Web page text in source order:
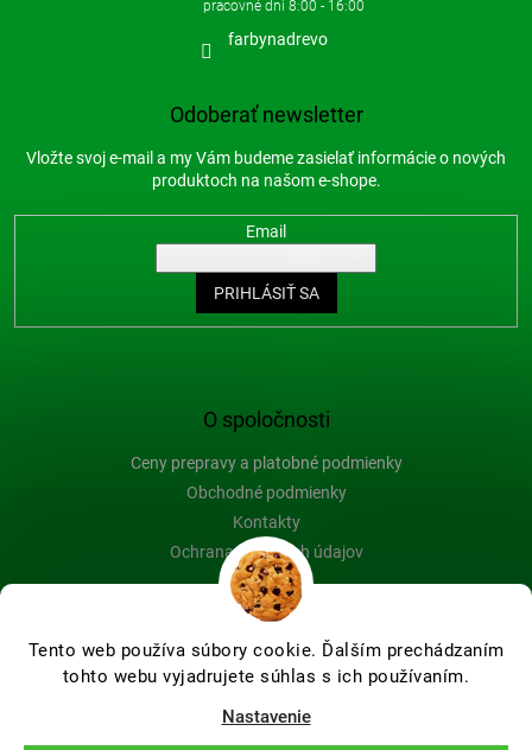
Tento web používa súbory cookie. Ďalším prechádzaním
tohto webu vyjadrujete súhlas s ich používaním.
Nastavenie
O spoločnosti
Ceny prepravy a platobné podmienky
Obchodné podmienky
Kontakty
Ochrana osobných údajov
Blog
farbynadrevo
Odoberať newsletter
Vložte svoj e-mail a my Vám budeme zasielať informácie o nových
produktoch na našom e-shope.
Email
PRIHLÁSIŤ SA